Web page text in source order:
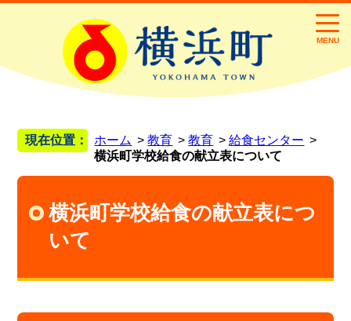
MENU
現在位置： ホーム 教育 教育
給食センター
横浜町学校給食の献立表について
横浜町学校給食の献立表につ
いて